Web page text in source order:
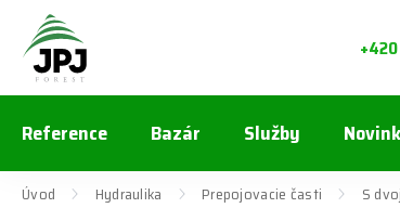
Reference Bazár Služby
Úvod Hydraulika Prepojovacie časti S